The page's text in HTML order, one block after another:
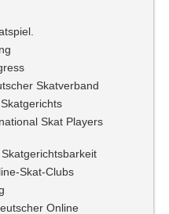
Skatverband
Skat Players
Skat-Clubs
Online